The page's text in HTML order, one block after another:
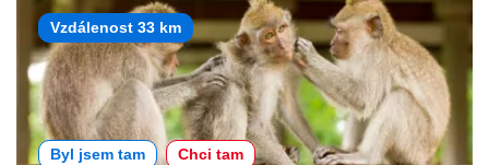
Vzdálenost 33 km
Byl jsem tam Chci tam